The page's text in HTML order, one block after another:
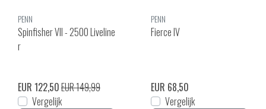
PENN
Spinfisher VII - 2500 Liveline
r
EUR 122,50EUR 149,99
Vergelijk
PENN
Fierce IV
EUR 68,50
Vergelijk